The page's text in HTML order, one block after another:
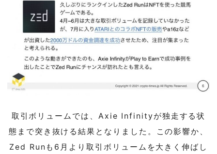
取引ボリュームでは、Axie Infinityが独走する状
態まで突き抜ける結果となりました。この影響か、
Zed Runも6月より取引ボリュームを大きく伸ばし